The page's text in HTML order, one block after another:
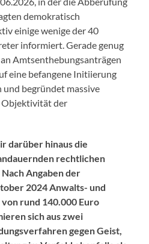
demokratisch
einige wenige der 40
informiert. Gerade genug
Amtsenthebungsanträgen
eine befangene Initiierung
und begründet massive
Objektivität der
darüber hinaus die
rechtlichen
Angaben der
2024 Anwalts- und
rund 140.000 Euro
sich aus zwei
gegen Geist,